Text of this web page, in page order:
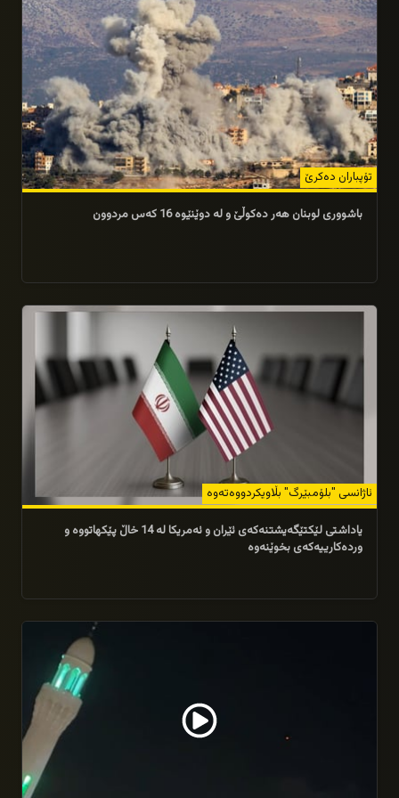
تۆپباران دەکرێ
باشووری لوبنان هەر دەكوڵێ و لە دوێنێوە 16 کەس مردوون
ئاژانسی "بلۆمبێرگ" بڵاویکردووەتەوە
یاداشتی لێکتێگەیشتنەکەی ئێران و ئەمریکا لە 14 خاڵ پێکهاتووە و
وردەکارییەکەی بخوێنەوە